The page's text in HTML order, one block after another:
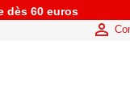
dès 60 euros
